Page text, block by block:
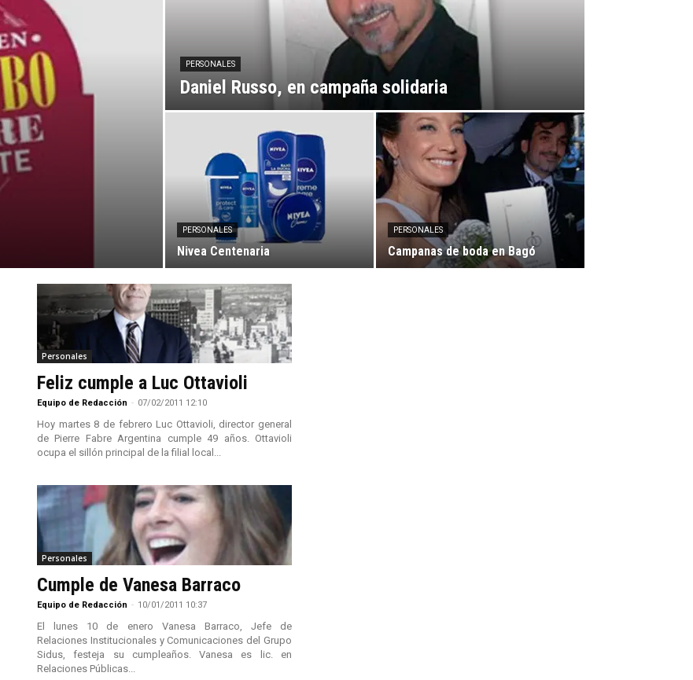
PERSONALES
Daniel Russo, en campaña solidaria
PERSONALES
Nivea Centenaria
PERSONALES
Campanas de boda en Bagó
Personales
Feliz cumple a Luc Ottavioli
Equipo de Redacción - 07/02/2011 12:10
Hoy martes 8 de febrero Luc Ottavioli, director general
de Pierre Fabre Argentina cumple 49 años. Ottavioli
ocupa el sillón principal de la filial local...
Personales
Cumple de Vanesa Barraco
Equipo de Redacción - 10/01/2011 10:37
El lunes 10 de enero Vanesa Barraco, Jefe de
Relaciones Institucionales y Comunicaciones del Grupo
Sidus, festeja su cumpleaños. Vanesa es lic. en
Relaciones Públicas...